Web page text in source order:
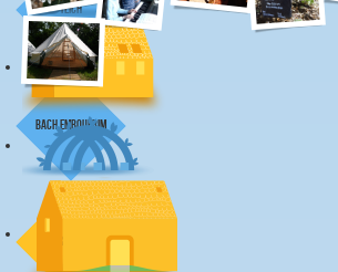
Teich
Bach Embouérim